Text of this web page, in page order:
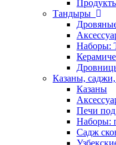
Тандыры
Наборы:
Казаны,
Казаны
Печи под
Наборы:
Садж